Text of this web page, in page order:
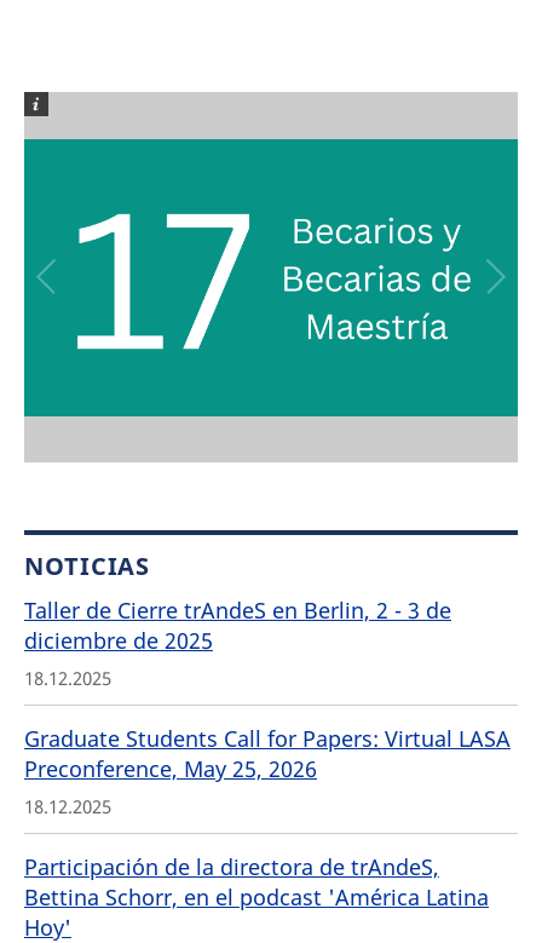
NOTICIAS
Taller de Cierre trAndeS en Berlin, 2 - 3 de
diciembre de 2025
18.12.2025
Graduate Students Call for Papers: Virtual LASA
Preconference, May 25, 2026
18.12.2025
Participación de la directora de trAndeS,
Bettina Schorr, en el podcast 'América Latina
Hoy'